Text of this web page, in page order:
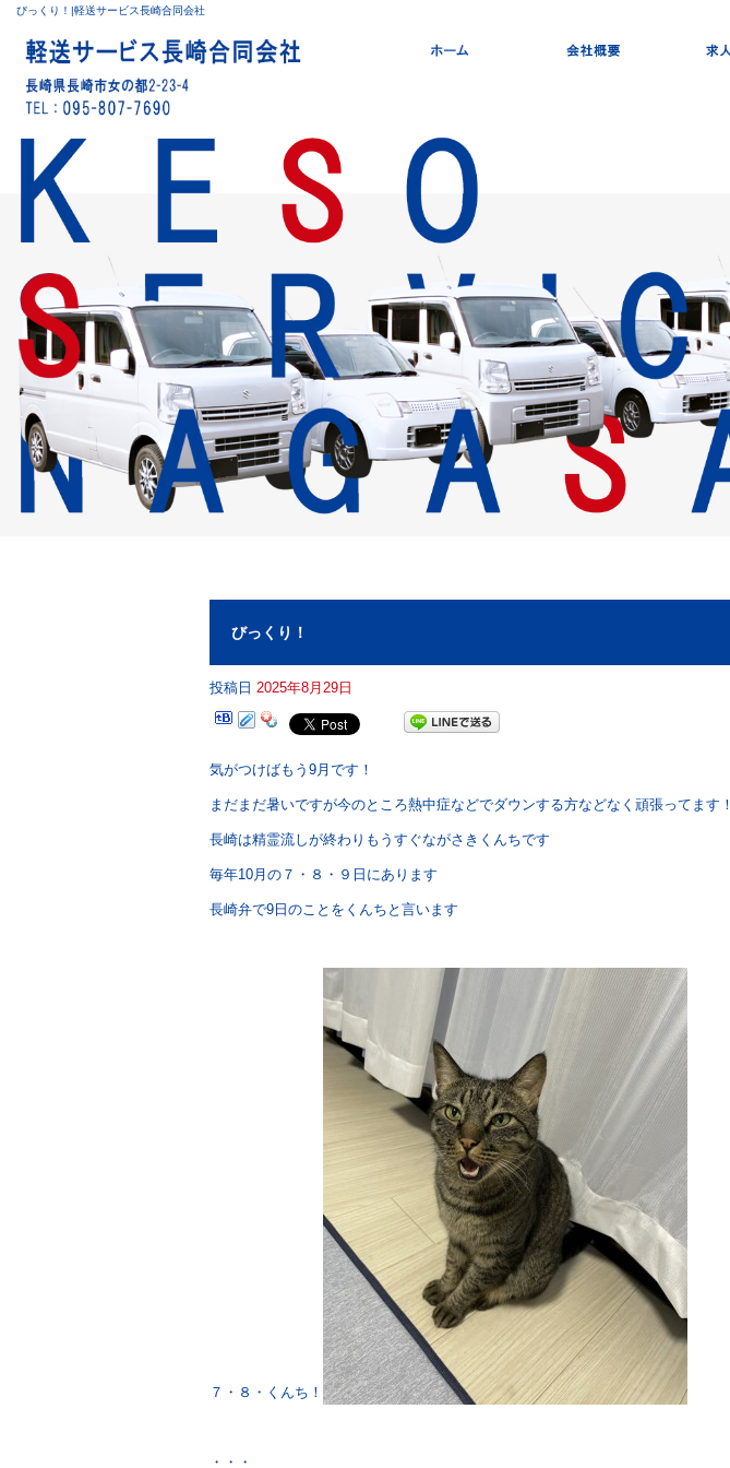
びっくり！|軽送サービス長崎合同会社
びっくり！
投稿日 2025年8月29日
気がつけばもう9月です！
まだまだ暑いですが今のところ熱中症などでダウンする方などなく頑張ってます！
長崎は精霊流しが終わりもうすぐながさきくんちです
毎年10月の７・８・９日にあります
長崎弁で9日のことをくんちと言います
７・８・くんち！
・・・